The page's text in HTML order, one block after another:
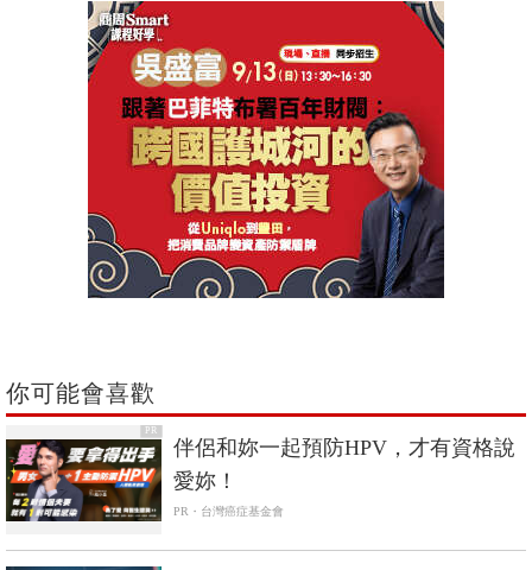
你可能會喜歡
PR
伴侶和妳一起預防HPV，才有資格說
愛妳！
PR・台灣癌症基金會